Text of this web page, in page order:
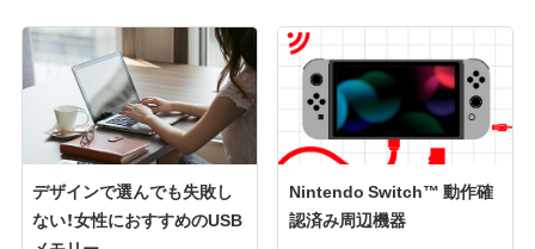
デザインで選んでも失敗し
ない！女性におすすめのUSB
Nintendo Switch™ 動作確
認済み周辺機器